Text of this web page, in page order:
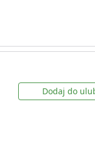
Dodaj do